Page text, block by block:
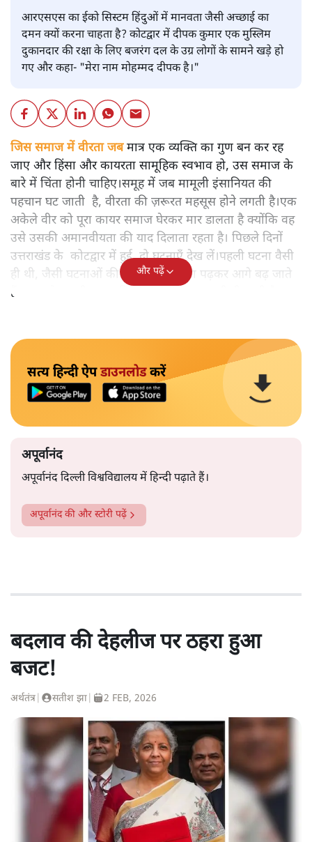
आरएसएस का ईको सिस्टम हिंदुओं में मानवता जैसी अच्छाई का
दमन क्यों करना चाहता है? कोटद्वार में दीपक कुमार एक मुस्लिम
दुकानदार की रक्षा के लिए बजरंग दल के उग्र लोगों के सामने खड़े हो
गए और कहा- "मेरा नाम मोहम्मद दीपक है।"
जिस समाज में वीरता जबमात्र एक व्यक्ति का गुण बन कर रह
जाए और हिंसा और कायरता सामूहिक स्वभाव हो, उस समाज के
बारे में चिंता होनी चाहिए।समूह में जब मामूली इंसानियत की
पहचान घट जाती है, वीरता की ज़रूरत महसूस होने लगती है।एक
अकेले वीर को पूरा कायर समाज घेरकर मार डालता है क्योंकि वह
उसे उसकी अमानवीयता की याद दिलाता रहता है। पिछले दिनों
उत्तराखंड के कोटद्वार में हुई दो घटनाएँ देख लें।पहली घटना वैसी
ही थी, जैसी घटनाओं की खबर हम रोज़ाना पढ़कर आगे बढ़ जाते
हैं।भारत के तक़रीबन हर हिस्से से ऐसी खबर आती ही रहती है।
और पढ़ें
सत्य हिन्दी ऐपडाउनलोडकरें
अपूर्वानंद
अपूर्वानंद दिल्ली विश्वविद्यालय में हिन्दी पढ़ाते हैं।
अपूर्वानंदकी और स्टोरी पढ़ें
बदलाव की देहलीज पर ठहरा हुआ
बजट!
अर्थतंत्र सतीश झा 2 FEB, 2026